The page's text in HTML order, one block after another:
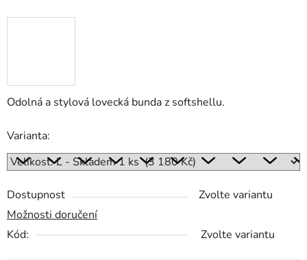
Odolná a stylová lovecká bunda z softshellu.
Varianta:
Dostupnost
Zvolte variantu
Možnosti doručení
Kód:
Zvolte variantu